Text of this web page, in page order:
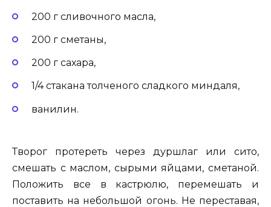
200 г сливочного масла,
200 г сметаны,
200 г сахара,
1/4 стакана толченого сладкого миндаля,
ванилин.
Творог протереть через дуршлаг или сито,
смешать с маслом, сырыми яйцами, сметаной.
Положить все в кастрюлю, перемешать и
поставить на небольшой огонь. Не переставая,